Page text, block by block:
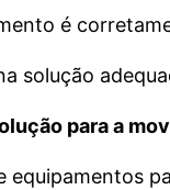
é
solução
para a
equipamentos